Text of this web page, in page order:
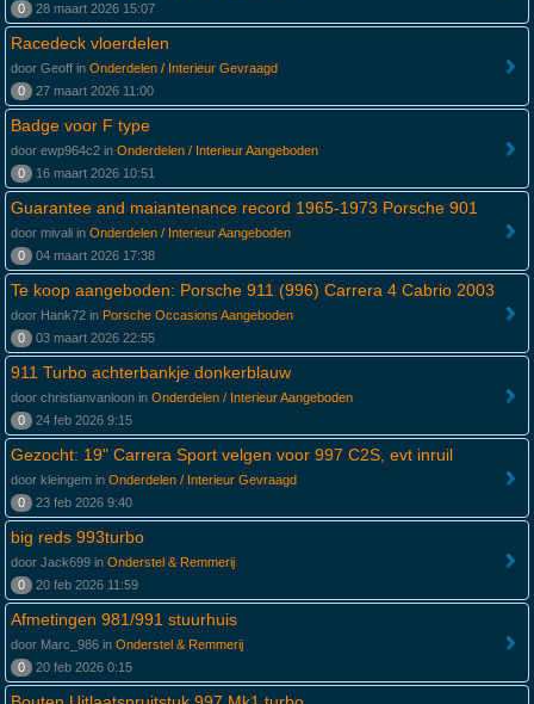
0
28 maart 2026 15:07
Racedeck vloerdelen
door Geoff in Onderdelen / Interieur Gevraagd
0
27 maart 2026 11:00
Badge voor F type
door ewp964c2 in Onderdelen / Interieur Aangeboden
0
16 maart 2026 10:51
Guarantee and maiantenance record 1965-1973 Porsche 901
door mivali in Onderdelen / Interieur Aangeboden
0
04 maart 2026 17:38
Te koop aangeboden: Porsche 911 (996) Carrera 4 Cabrio 2003
door Hank72 in Porsche Occasions Aangeboden
0
03 maart 2026 22:55
911 Turbo achterbankje donkerblauw
door christianvanloon in Onderdelen / Interieur Aangeboden
0
24 feb 2026 9:15
Gezocht: 19" Carrera Sport velgen voor 997 C2S, evt inruil
door kleingem in Onderdelen / Interieur Gevraagd
0
23 feb 2026 9:40
big reds 993turbo
door Jack699 in Onderstel & Remmerij
0
20 feb 2026 11:59
Afmetingen 981/991 stuurhuis
door Marc_986 in Onderstel & Remmerij
0
20 feb 2026 0:15